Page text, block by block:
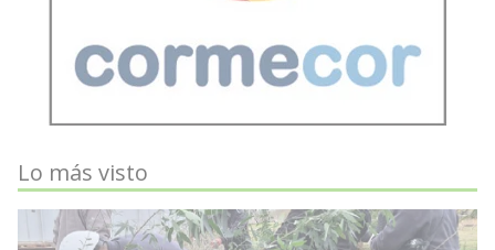
Lo más visto